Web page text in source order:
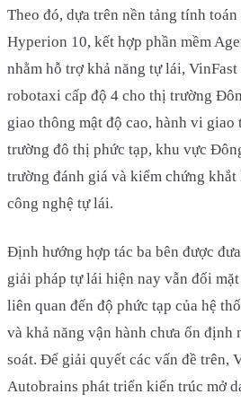
Theo đó, dựa trên nền tảng tính
Hyperion 10, kết hợp phần mềm
nhằm hỗ trợ khả năng tự lái,
robotaxi cấp độ 4 cho thị trường
giao thông mật độ cao, hành vi giao
trường đô thị phức tạp, khu vực
trường đánh giá và kiểm chứng
công nghệ tự lái.
Định hướng hợp tác ba bên được
giải pháp tự lái hiện nay vẫn đối
liên quan đến độ phức tạp của hệ
và khả năng vận hành chưa ổn
soát. Để giải quyết các vấn đề trên,
Autobrains phát triển kiến trúc mở